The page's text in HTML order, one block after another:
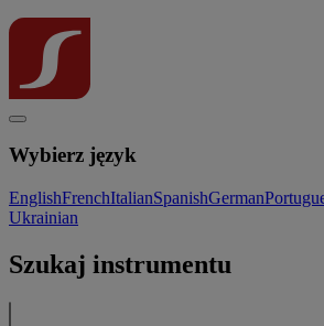
Wybierz język
EnglishFrenchItalianSpanishGerman
Ukrainian
Szukaj instrumentu